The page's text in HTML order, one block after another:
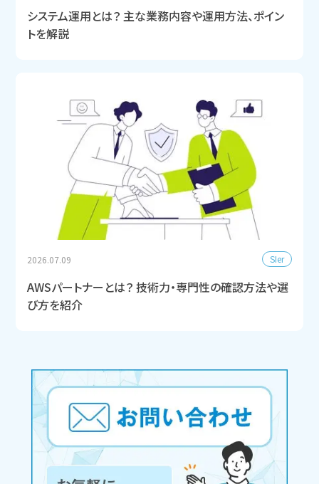
システム運用とは？ 主な業務内容や運用方法、ポイン
トを解説
2026.07.09 SIer
AWSパートナーとは？ 技術力・専門性の確認方法や選
び方を紹介